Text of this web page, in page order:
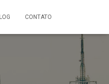
CONTATO